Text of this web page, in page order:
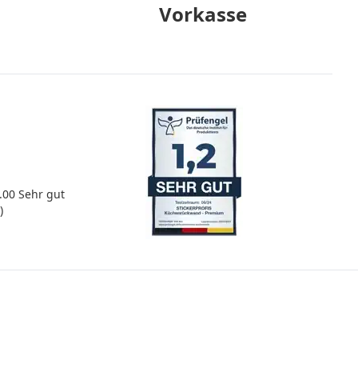
Vorkasse
Sehr gut